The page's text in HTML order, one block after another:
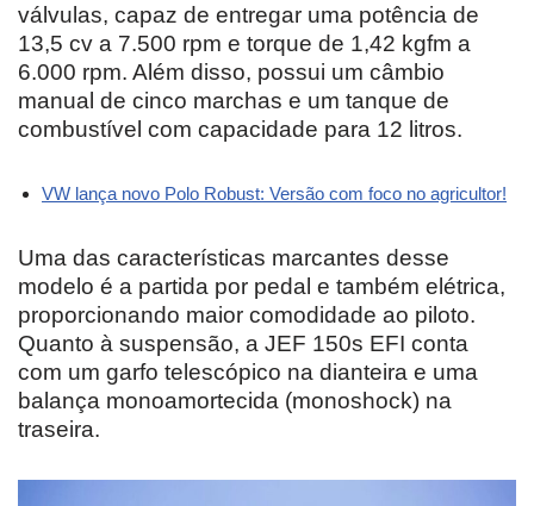
válvulas, capaz de entregar uma potência de
13,5 cv a 7.500 rpm e torque de 1,42 kgfm a
6.000 rpm. Além disso, possui um câmbio
manual de cinco marchas e um tanque de
combustível com capacidade para 12 litros.
VW lança novo Polo Robust: Versão com foco no agricultor!
Uma das características marcantes desse
modelo é a partida por pedal e também elétrica,
proporcionando maior comodidade ao piloto.
Quanto à suspensão, a JEF 150s EFI conta
com um garfo telescópico na dianteira e uma
balança monoamortecida (monoshock) na
traseira.